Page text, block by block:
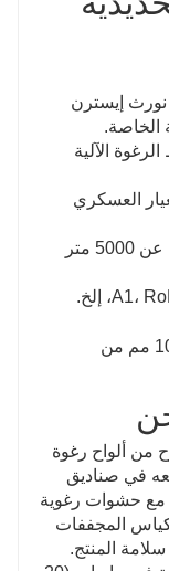
نورث إيسترن
الخاصة.
الآلية
العسكري
قاعدة إنتاج تزيد مساحتها عن 5000 متر
من ألواح رغوة
في صناديق
حشوات رغوية
المجففات
المنتج.